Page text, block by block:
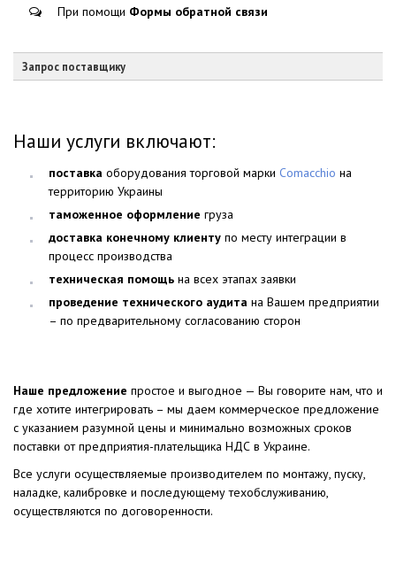
При помощи Формы обратной связи
Запрос поставщику
Наши услуги включают:
поставка оборудования торговой марки Comacchio на
территорию Украины
таможенное оформление груза
доставка конечному клиенту по месту интеграции в
процесс производства
техническая помощь на всех этапах заявки
проведение технического аудита на Вашем предприятии
– по предварительному согласованию сторон
Наше предложение простое и выгодное — Вы говорите нам, что и
где хотите интегрировать – мы даем коммерческое предложение
с указанием разумной цены и минимально возможных сроков
поставки от предприятия-плательщика НДС в Украине.
Все услуги осуществляемые производителем по монтажу, пуску,
наладке, калибровке и последующему техобслуживанию,
осуществляются по договоренности.